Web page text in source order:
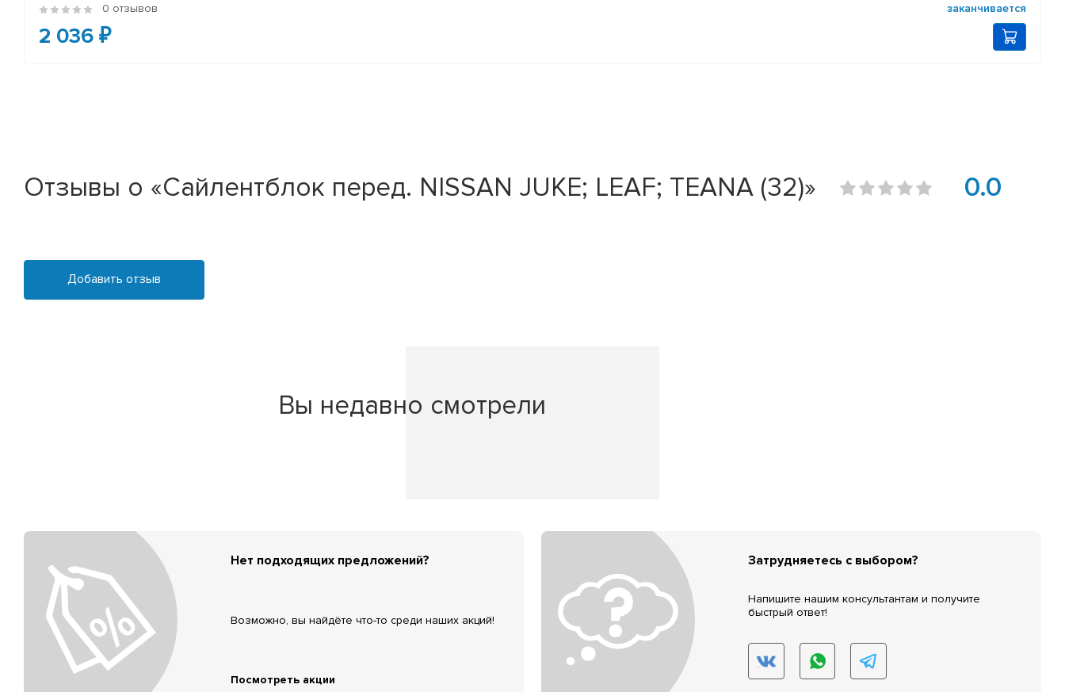
0 отзывов заканчивается
2 036 ₽
Отзывы о «Сайлентблок перед. NISSAN JUKE; LEAF; TEANA (32)» 0.0
Добавить отзыв
Вы недавно смотрели
Нет подходящих предложений?
Возможно, вы найдёте что-то среди наших акций!
Посмотреть акции
Затрудняетесь с выбором?
Напишите нашим консультантам и получите
быстрый ответ!